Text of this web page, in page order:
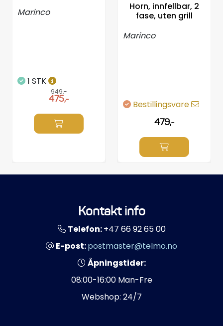
Marinco
1 STK
949,-
475,-
Horn, innfellbar, 2
fase, uten grill
Marinco
Bestillingsvare
479,-
Kontakt info
Telefon:+47 66 92 65 00
E-post:postmaster@telmo.no
Åpningstider:
08:00-16:00 Man-Fre
Webshop: 24/7
Servicesett